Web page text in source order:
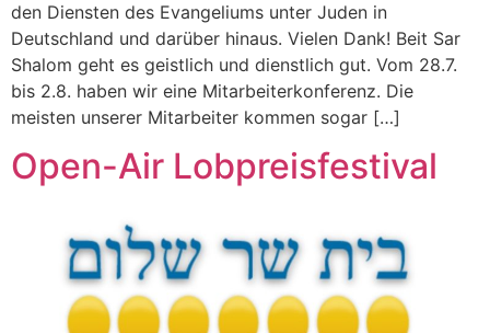
den Diensten des Evangeliums unter Juden in
Deutschland und darüber hinaus. Vielen Dank! Beit Sar
Shalom geht es geistlich und dienstlich gut. Vom 28.7.
bis 2.8. haben wir eine Mitarbeiterkonferenz. Die
meisten unserer Mitarbeiter kommen sogar […]
Open-Air Lobpreisfestival